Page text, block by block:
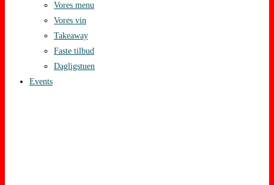
Vores menu
Vores vin
Takeaway
Faste tilbud
Dagligstuen
Events